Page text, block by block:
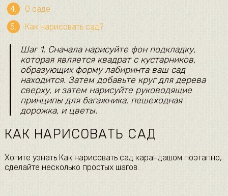
О саде
Как нарисовать сад?
Шаг 1. Сначала нарисуйте фон подкладку,
которая является квадрат с кустарников,
образующих форму лабиринта ваш сад
находится. Затем добавьте круг для дерева
сверху, и затем нарисуйте руководящие
принципы для багажника, пешеходная
дорожка, и цветы.
КАК НАРИСОВАТЬ САД
Хотите узнать Как нарисовать сад карандашом поэтапно,
сделайте несколько простых шагов.